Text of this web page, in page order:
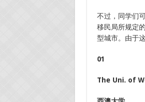
不过，同学们
移民局所规定
型城市。由于
01
The Uni. of